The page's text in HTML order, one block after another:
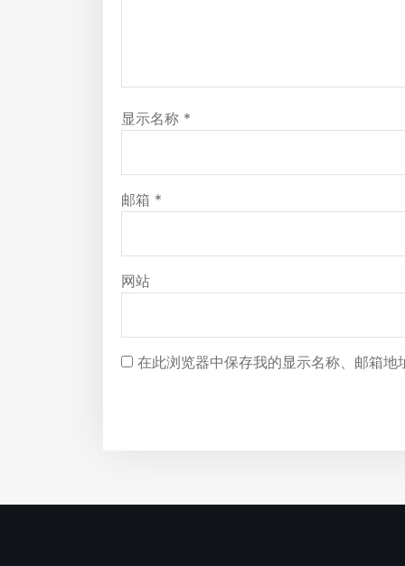
显示名称 *
邮箱 *
网站
在此浏览器中保存我的显示名称、邮箱